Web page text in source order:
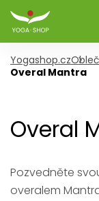
Yogashop.cz
Overal Mantra
Overal
Pozvedněte
overalem